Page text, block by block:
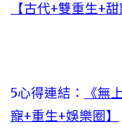
【古代+雙重生+甜
5心得連結：
《無
寵+重生+娛樂圈】